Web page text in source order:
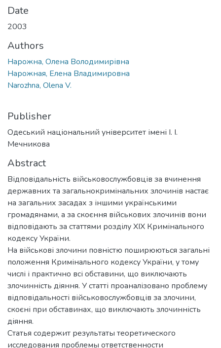
Date
2003
Authors
Нарожна, Олена Володимирівна
Нарожная, Елена Владимировна
Narozhna, Olena V.
Publisher
Одеський національний університет імені І. І.
Мечникова
Abstract
Відповідальність військовослужбовців за вчинення
державних та загальнокримінальних злочинів настає
на загальних засадах з іншими українськими
громадянами, а за скоєння військових злочинів вони
відповідають за статтями розділу ХІХ Кримінального
кодексу України.
На військові злочини повністю поширюються загальні
положення Кримінального кодексу України, у тому
числі і практично всі обставини, що виключають
злочинність діяння. У статті проаналізовано проблему
відповідальності військовослужбовців за злочини,
скоєні при обставинах, що виключають злочинність
діяння.
Статья содержит результаты теоретического
исследования проблемы ответственности